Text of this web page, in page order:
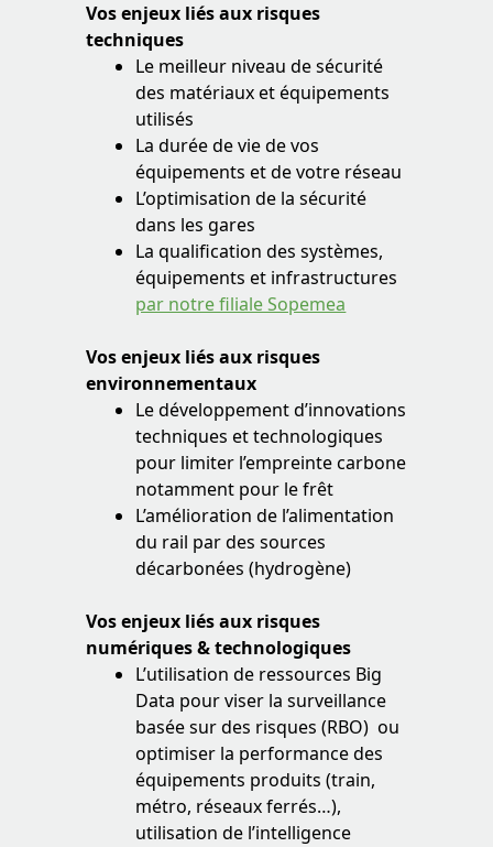
Vos enjeux liés aux risques
techniques
Le meilleur niveau de sécurité
des matériaux et équipements
utilisés
La durée de vie de vos
équipements et de votre réseau
L’optimisation de la sécurité
dans les gares
La qualification des systèmes,
équipements et infrastructures
par notre filiale Sopemea
Vos enjeux liés aux risques
environnementaux
Le développement d’innovations
techniques et technologiques
pour limiter l’empreinte carbone
notamment pour le frêt
L’amélioration de l’alimentation
du rail par des sources
décarbonées (hydrogène)
Vos enjeux liés aux risques
numériques & technologiques
L’utilisation de ressources Big
Data pour viser la surveillance
basée sur des risques (RBO) ou
optimiser la performance des
équipements produits (train,
métro, réseaux ferrés…),
utilisation de l’intelligence